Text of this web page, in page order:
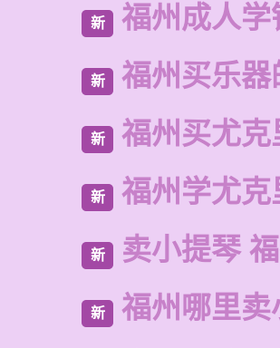
新 福州成人
新 福州买乐
新 福州买尤
新 福州学尤
新 卖小提琴
新 福州哪里